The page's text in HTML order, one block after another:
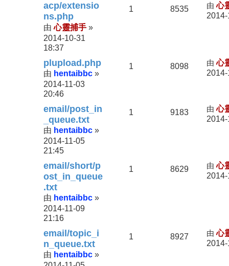
acp/extensio
ns.php
由心靈捕手 »
2014-10-31
18:37
1 8535 由心
plupload.php
由 hentaibbc »
2014-11-03
20:46
1 8098 由心
email/post_in
_queue.txt
由 hentaibbc »
2014-11-05
21:45
1 9183 由心
email/short/p
ost_in_queue
.txt
由 hentaibbc »
2014-11-09
21:16
1 8629 由心
email/topic_i
n_queue.txt
由 hentaibbc »
1 8927 由心